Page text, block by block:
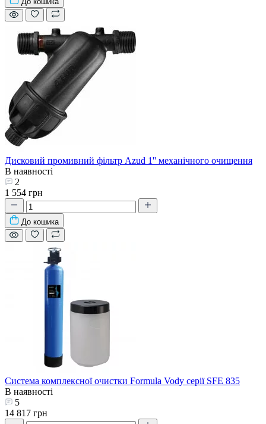
Дисковий промивний фільтр Azud 1'' механічного очищення
В наявності
2
1 554 грн
До кошика
Система комплексної очистки Formula Vody серії SFE 835
В наявності
5
14 817 грн